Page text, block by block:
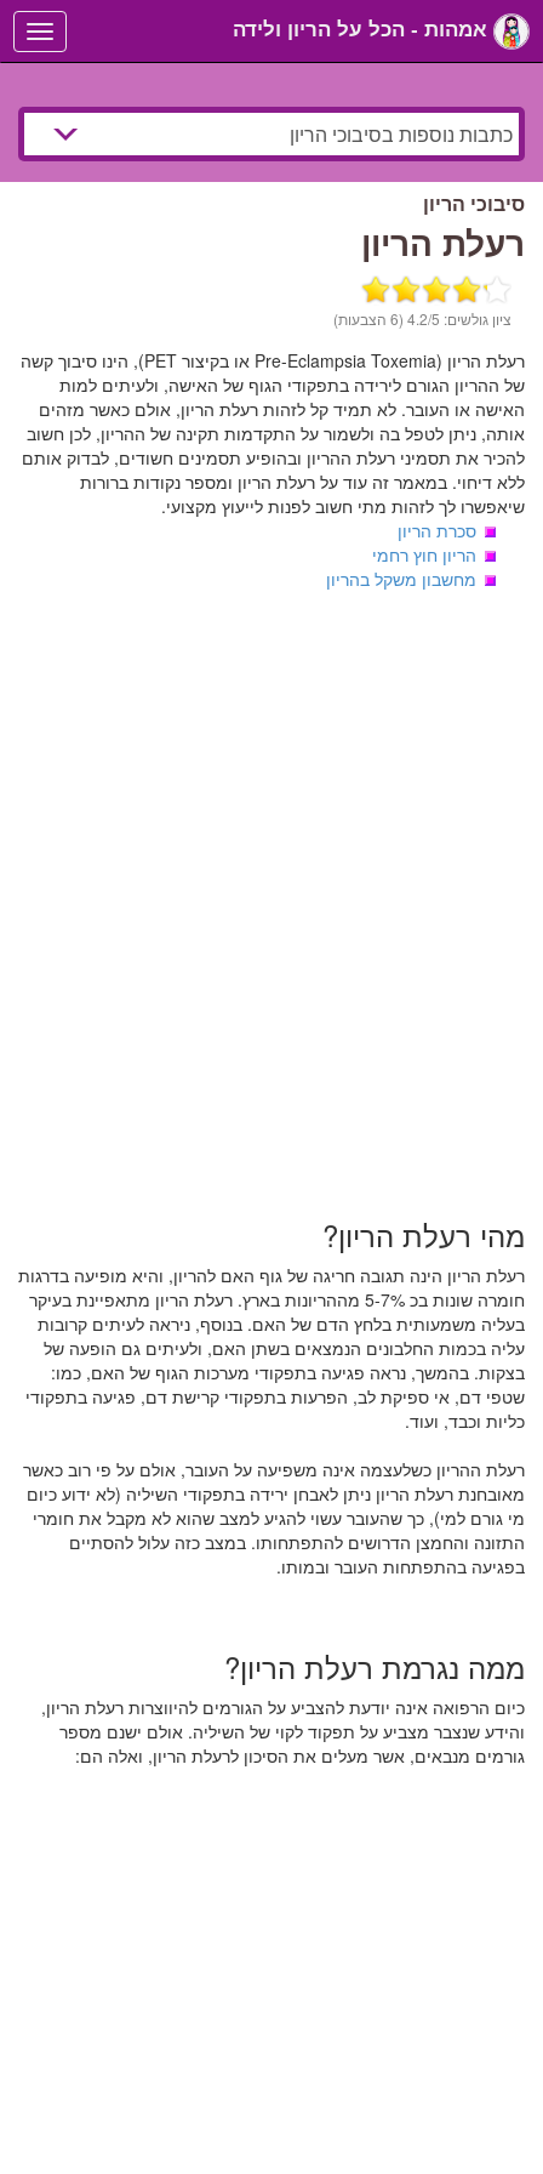
Toggle
navigation
סיבוכי הריון
רעלת הריון
ציון גולשים: 4.2/5 (6 הצבעות)
רעלת הריון (Pre-Eclampsia Toxemia או בקיצור PET), הינו סיבוך קשה
של ההריון הגורם לירידה בתפקודי הגוף של האישה, ולעיתים למות
האישה או העובר. לא תמיד קל לזהות רעלת הריון, אולם כאשר מזהים
אותה, ניתן לטפל בה ולשמור על התקדמות תקינה של ההריון, לכן חשוב
להכיר את תסמיני רעלת ההריון ובהופיע תסמינים חשודים, לבדוק אותם
ללא דיחוי. במאמר זה עוד על רעלת הריון ומספר נקודות ברורות
שיאפשרו לך לזהות מתי חשוב לפנות לייעוץ מקצועי.
סכרת הריון
הריון חוץ רחמי
מחשבון משקל בהריון
מהי רעלת הריון?
רעלת הריון הינה תגובה חריגה של גוף האם להריון, והיא מופיעה בדרגות
חומרה שונות בכ 5-7% מההריונות בארץ. רעלת הריון מתאפיינת בעיקר
בעליה משמעותית בלחץ הדם של האם. בנוסף, ניראה לעיתים קרובות
עליה בכמות החלבונים הנמצאים בשתן האם, ולעיתים גם הופעה של
בצקות. בהמשך, נראה פגיעה בתפקודי מערכות הגוף של האם, כמו:
שטפי דם, אי ספיקת לב, הפרעות בתפקודי קרישת דם, פגיעה בתפקודי
כליות וכבד, ועוד.
רעלת ההריון כשלעצמה אינה משפיעה על העובר, אולם על פי רוב כאשר
מאובחנת רעלת הריון ניתן לאבחן ירידה בתפקודי השיליה (לא ידוע כיום
מי גורם למי), כך שהעובר עשוי להגיע למצב שהוא לא מקבל את חומרי
התזונה והחמצן הדרושים להתפתחותו. במצב כזה עלול להסתיים
בפגיעה בהתפתחות העובר ובמותו.
ממה נגרמת רעלת הריון?
כיום הרפואה אינה יודעת להצביע על הגורמים להיווצרות רעלת הריון,
והידע שנצבר מצביע על תפקוד לקוי של השיליה. אולם ישנם מספר
גורמים מנבאים, אשר מעלים את הסיכון לרעלת הריון, ואלה הם: